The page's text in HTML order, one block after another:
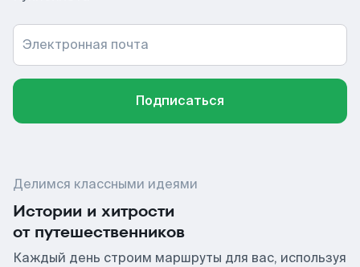
Электронная почта
Подписаться
Делимся классными идеями
Истории и хитрости
от путешественников
Каждый день строим маршруты для вас, используя